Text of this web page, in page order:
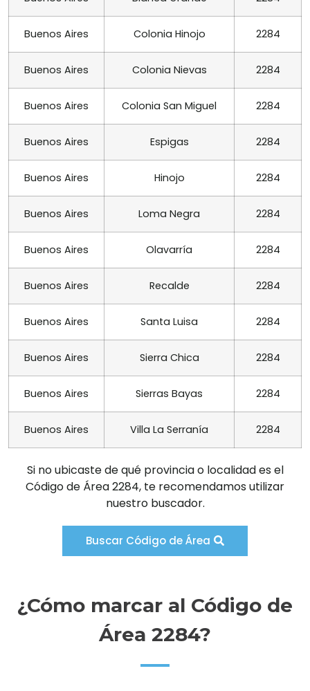
Buenos Aires Colonia Hinojo 2284
Buenos Aires Colonia Nievas 2284
Buenos Aires Colonia San Miguel 2284
Buenos Aires Espigas 2284
Buenos Aires Hinojo 2284
Buenos Aires Loma Negra 2284
Buenos Aires Olavarría 2284
Buenos Aires Recalde 2284
Buenos Aires Santa Luisa 2284
Buenos Aires Sierra Chica 2284
Buenos Aires Sierras Bayas 2284
Buenos Aires Villa La Serranía 2284
Si no ubicaste de qué provincia o localidad es el
Código de Área 2284, te recomendamos utilizar
nuestro buscador.
Buscar Código de Área
¿Cómo marcar al Código de
Área 2284?